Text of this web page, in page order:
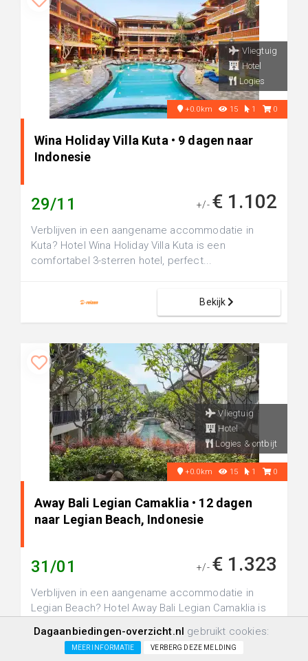
Vliegtuig
Hotel
Logies
+0.0km 15 1 0
Wina Holiday Villa Kuta • 9 dagen naar
Indonesie
29/11 +/- € 1.102
Verblijven in een aangename accommodatie in
Kuta? Hotel Wina Holiday Villa Kuta is een
comfortabel 3-sterren hotel, perfect...
Bekijk
Vliegtuig
Hotel
Logies & ontbijt
+0.0km 15 1 0
Away Bali Legian Camaklia • 12 dagen
naar Legian Beach, Indonesie
31/01 +/- € 1.323
Verblijven in een aangename accommodatie in
Legian Beach? Hotel Away Bali Legian Camaklia is
Dagaanbiedingen-overzicht.nl gebruikt cookies:
MEER INFORMATIE VERBERG DEZE MELDING